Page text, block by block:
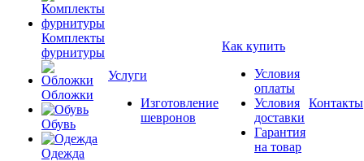
Комплекты
фурнитуры
Обложки
Обувь
Одежда
Услуги
Изготовление
шевронов
Как купить
Условия
оплаты
Условия
доставки
Гарантия
на товар
Контакты